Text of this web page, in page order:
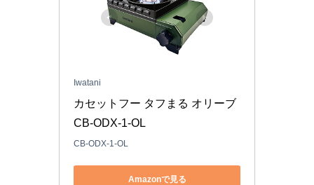
Iwatani
カセットフー タフまる オリーブ
CB-ODX-1-OL
CB-ODX-1-OL
Amazonで見る